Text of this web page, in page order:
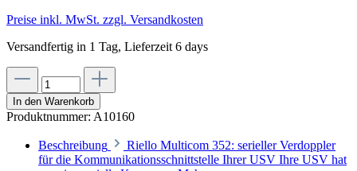
Preise inkl. MwSt. zzgl. Versandkosten
Versandfertig in 1 Tag, Lieferzeit 6 days
In den Warenkorb
Produktnummer: A10160
Beschreibung
Riello Multicom 352: serieller Verdoppler
für die Kommunikationsschnittstelle Ihrer USV Ihre USV hat